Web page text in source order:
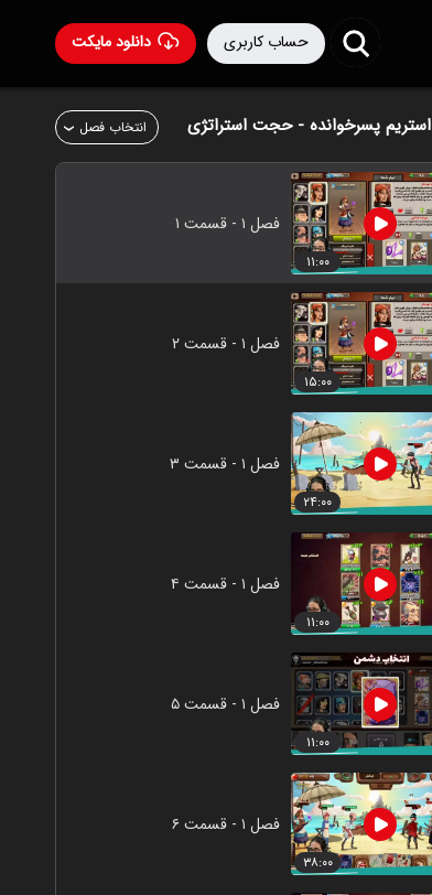
دانلود مایکت حساب کاربری
استریم پسرخوانده - حجت استراتژی انتخاب فصل
۱۱:۰۰
فصل ۱ - قسمت ۱
۱۵:۰۰
فصل ۱ - قسمت ۲
۲۴:۰۰
فصل ۱ - قسمت ۳
۱۱:۰۰
فصل ۱ - قسمت ۴
۱۱:۰۰
فصل ۱ - قسمت ۵
۳۸:۰۰
فصل ۱ - قسمت ۶